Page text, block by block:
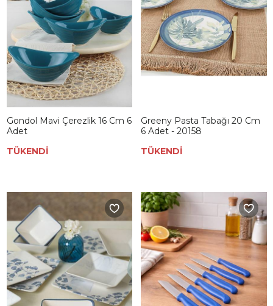
Gondol Mavi Çerezlik 16 Cm 6
Adet
TÜKENDİ
Greeny Pasta Tabağı 20 Cm
6 Adet - 20158
TÜKENDİ